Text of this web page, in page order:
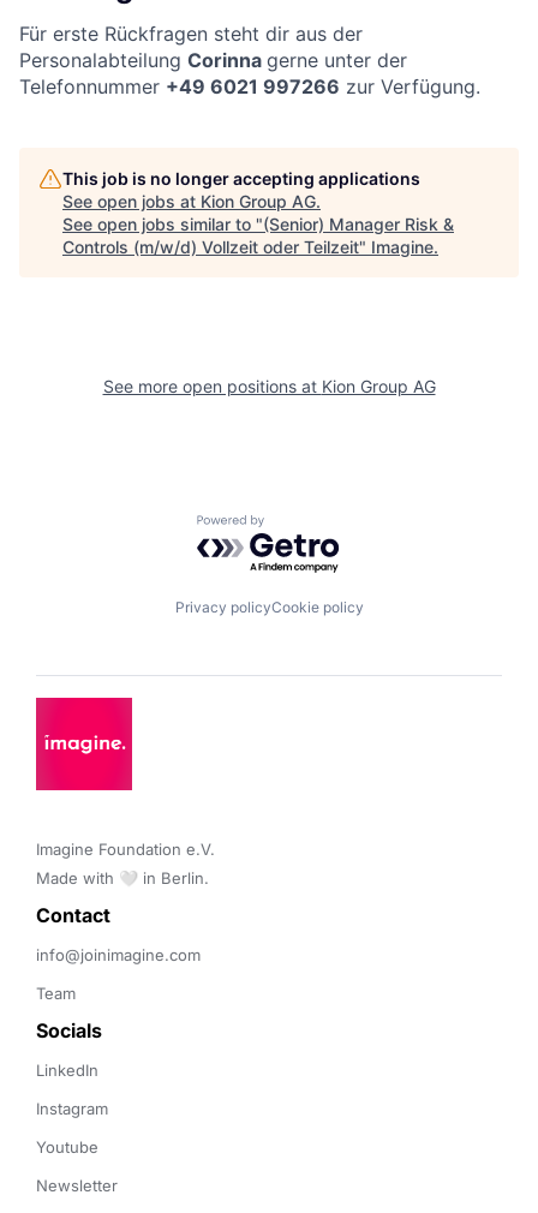
Für erste Rückfragen steht dir aus der
Personalabteilung Corinna gerne unter der
Telefonnummer +49 6021 997266 zur Verfügung.
This job is no longer accepting applications
See open jobs at Kion Group AG.
See open jobs similar to "(Senior) Manager Risk &
Controls (m/w/d) Vollzeit oder Teilzeit" Imagine.
See more open positions at Kion Group AG
Powered by Getro.com
Privacy policyCookie policy
Imagine Foundation e.V.
Made with 🤍 in Berlin.
Contact
info@joinimagine.com
Team
Socials
LinkedIn
Instagram
Youtube
Newsletter